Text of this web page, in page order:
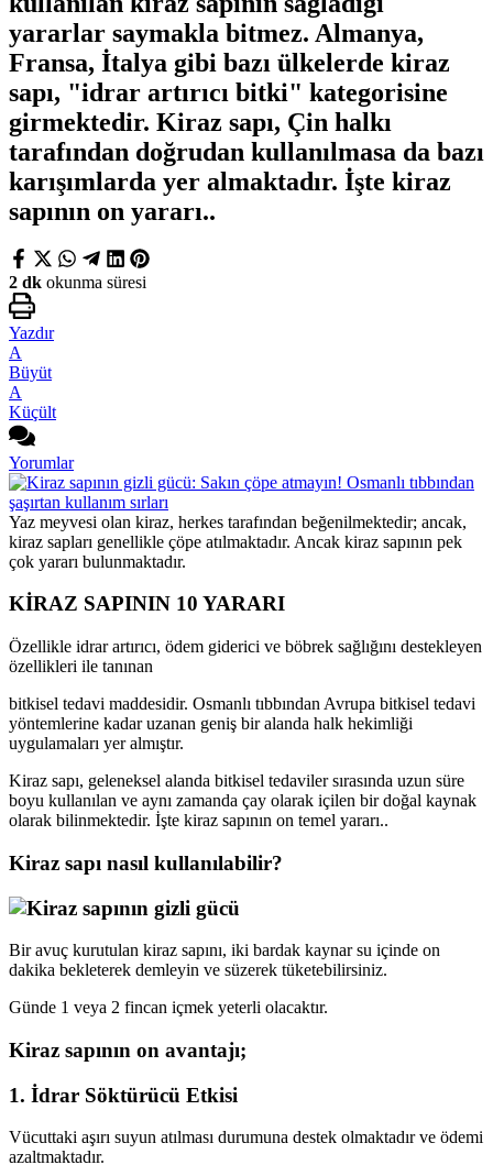
yararlar saymakla bitmez. Almanya,
Fransa, İtalya gibi bazı ülkelerde kiraz
sapı, "idrar artırıcı bitki" kategorisine
girmektedir. Kiraz sapı, Çin halkı
tarafından doğrudan kullanılmasa da bazı
karışımlarda yer almaktadır. İşte kiraz
sapının on yararı..
2 dk okunma süresi
Yazdır
A
Büyüt
A
Küçült
Yorumlar
Yaz meyvesi olan kiraz, herkes tarafından beğenilmektedir; ancak,
kiraz sapları genellikle çöpe atılmaktadır. Ancak kiraz sapının pek
çok yararı bulunmaktadır.
KİRAZ SAPININ 10 YARARI
Özellikle idrar artırıcı, ödem giderici ve böbrek sağlığını destekleyen
özellikleri ile tanınan
bitkisel tedavi maddesidir. Osmanlı tıbbından Avrupa bitkisel tedavi
yöntemlerine kadar uzanan geniş bir alanda halk hekimliği
uygulamaları yer almıştır.
Kiraz sapı, geleneksel alanda bitkisel tedaviler sırasında uzun süre
boyu kullanılan ve aynı zamanda çay olarak içilen bir doğal kaynak
olarak bilinmektedir. İşte kiraz sapının on temel yararı..
Kiraz sapı nasıl kullanılabilir?
Bir avuç kurutulan kiraz sapını, iki bardak kaynar su içinde on
dakika bekleterek demleyin ve süzerek tüketebilirsiniz.
Günde 1 veya 2 fincan içmek yeterli olacaktır.
Kiraz sapının on avantajı;
1. İdrar Söktürücü Etkisi
Vücuttaki aşırı suyun atılması durumuna destek olmaktadır ve ödemi
azaltmaktadır.